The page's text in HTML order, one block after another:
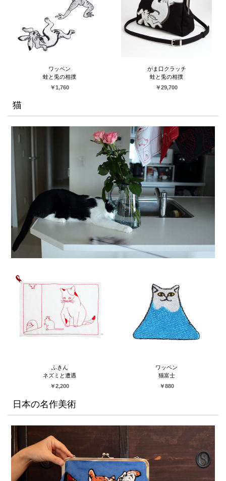
ワッペン
蛙と兎の相撲
￥1,760
がま口クラッチ
蛙と兎の相撲
￥29,700
猫
ふきん
ネズミと遭遇
￥2,200
ワッペン
猫富士
￥880
日本の名作美術